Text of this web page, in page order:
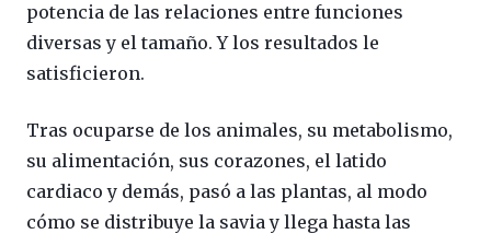
potencia de las relaciones entre funciones
diversas y el tamaño. Y los resultados le
satisficieron.
Tras ocuparse de los animales, su metabolismo,
su alimentación, sus corazones, el latido
cardiaco y demás, pasó a las plantas, al modo
cómo se distribuye la savia y llega hasta las